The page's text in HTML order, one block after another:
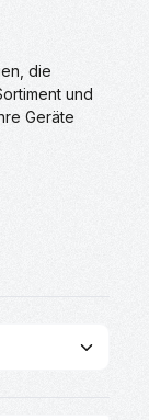
die
und
Geräte